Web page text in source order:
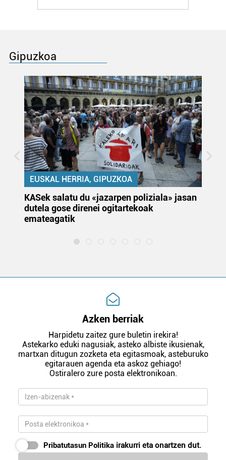
Gipuzkoa
EUSKAL HERRIA, GIPUZKOA
KASek salatu du «jazarpen poliziala» jasan
dutela gose direnei ogitartekoak
emateagatik
Azken berriak
Harpidetu zaitez gure buletin irekira!
Astekarko eduki nagusiak, asteko albiste ikusienak,
martxan ditugun zozketa eta egitasmoak, asteburuko
egitarauen agenda eta askoz gehiago!
Ostiralero zure posta elektronikoan.
Pribatutasun Politika irakurri eta onartzen dut.